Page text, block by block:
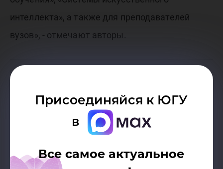
Присоединяйся к ЮГУ
в
Все самое актуальное
интеллекта», а также для преподавателей
вузов», - отмечают авторы.